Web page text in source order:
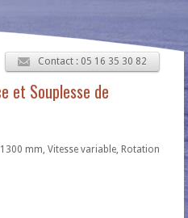
Contact : 05 16 35 30 82
et Souplesse de
mm, Vitesse variable, Rotation